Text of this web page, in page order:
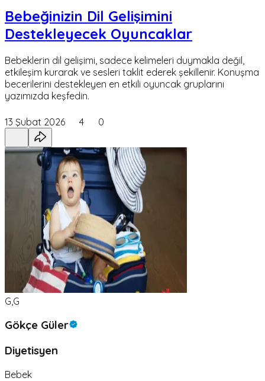
Bebeğinizin Dil Gelişimini
Destekleyecek Oyuncaklar
Bebeklerin dil gelişimi, sadece kelimeleri duymakla değil,
etkileşim kurarak ve sesleri taklit ederek şekillenir. Konuşma
becerilerini destekleyen en etkili oyuncak gruplarını
yazımızda keşfedin.
13 Şubat 2026 4 0
G,G
Gökçe Güler
Diyetisyen
Bebek